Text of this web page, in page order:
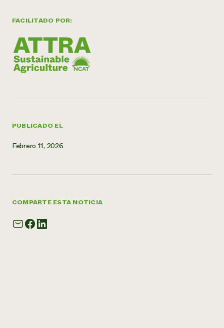
Contratar a un becario
FACILITADO POR:
PUBLICADO EL
Febrero 11, 2026
COMPARTE ESTA NOTICIA